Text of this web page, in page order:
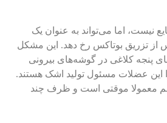
اما می‌تواند به عنوان یک
از تزریق بوتاکس رخ دهد. این مشکل
پنجه کلاغی در گوشه‌های بیرونی
این عضلات مسئول تولید اشک هستند.
معمولا موقتی است و ظرف چند